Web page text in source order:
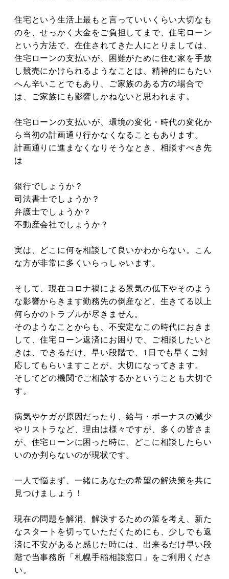
住宅という生活上最もと言っていいくらい大切なも
のを、せっかく大金をご負担してまで、住宅ローン
という方法で、在住されてきた人にとりましては、
住宅ローンの支払いが、困難がために住む家を手放
し競売にかけられるようなことは、精神的にもたい
へん辛いことでもあり、ご家族のある方の場合で
は、ご家族にも影響しかねないと思われます。
住宅ローンの支払いが、環境の変化・時代の変化か
ら当初の計画通り行かなくなることもあります。
計画通りに進まなくなりそうなとき、相談すべき先
は
銀行でしょうか？
司法書士でしょうか？
弁護士でしょうか？
不動産会社でしょうか？
実は、どこに何を相談して良いかわからない。こん
な方が非常に多くいらっしゃいます。
そして、現在コロナ禍による景気の低下やそのよう
な影響からきます勤務先の倒産など、生きてる以上
何らかのトラブルが尽きません。
そのようなことからも、不安定なこの時代におきま
して、住宅ローン返済にお困りで、ご相談したいと
きは、できるだけ、早い段階で、1日でも早くご対
応してもらいますことが、大切になってきます。
そしてどの機関でご相談するかということも大切で
す。
病気やケガが原因だったり、給与・ボーナスの減少
やリストラなど、理由は様々ですが、多くの皆さま
が、住宅ローンに困った時に、どこに相談したらい
いのか判らないのが現状です。
一人で悩まず、一緒にあなたの希望の解決策を共に
見つけましょう！
現在の問題を解消、解決するための策を考え、新た
なスタートを切っていただくためにも、少しでも返
済に不安があると感じた時には、出来るだけ早い段
階で当事務所「札幌手稲相談窓口」をご利用くださ
い。